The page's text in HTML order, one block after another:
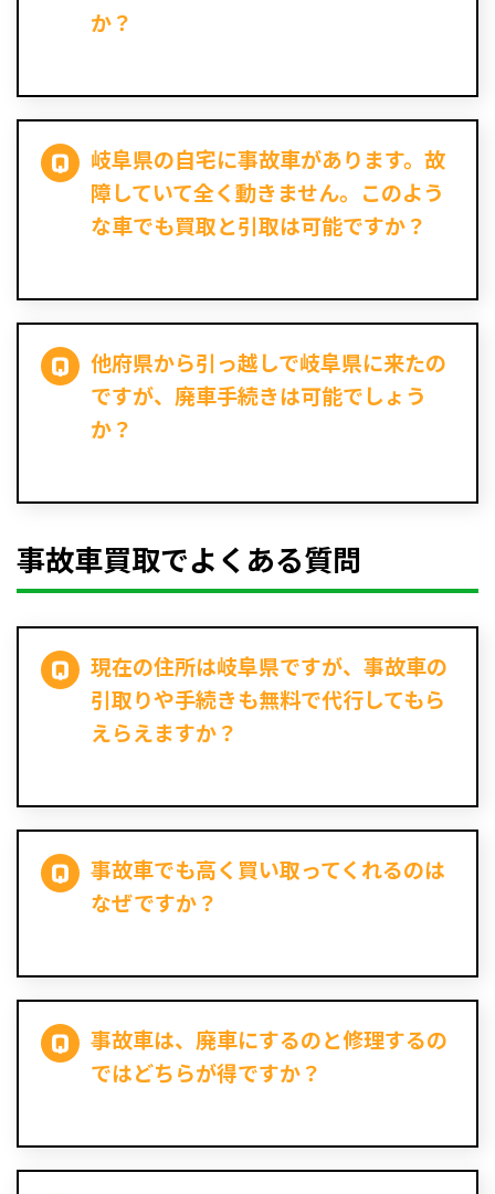
か？
岐阜県の自宅に事故車があります。故
障していて全く動きません。このよう
な車でも買取と引取は可能ですか？
他府県から引っ越しで岐阜県に来たの
ですが、廃車手続きは可能でしょう
か？
事故車買取でよくある質問
現在の住所は岐阜県ですが、事故車の
引取りや手続きも無料で代行してもら
えらえますか？
事故車でも高く買い取ってくれるのは
なぜですか？
事故車は、廃車にするのと修理するの
ではどちらが得ですか？